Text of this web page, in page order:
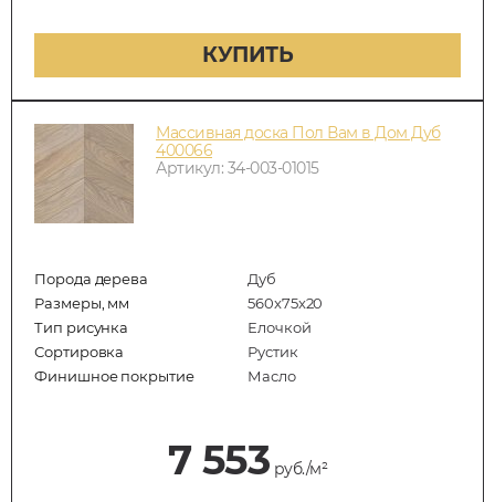
КУПИТЬ
Массивная доска Пол Вам в Дом Дуб
400066
Артикул: 34-003-01015
Порода дерева
Дуб
Размеры, мм
560x75x20
Тип рисунка
Елочкой
Сортировка
Рустик
Финишное покрытие
Масло
7 553 руб./м²